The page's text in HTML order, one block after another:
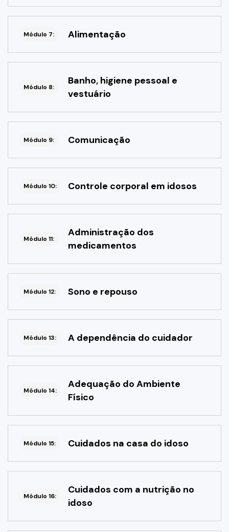
Módulo 7: Alimentação
Módulo 8:
Banho, higiene pessoal e
vestuário
Módulo 9: Comunicação
Módulo 10: Controle corporal em idosos
Módulo 11:
Administração dos
medicamentos
Módulo 12: Sono e repouso
Módulo 13: A dependência do cuidador
Módulo 14:
Adequação do Ambiente
Físico
Módulo 15: Cuidados na casa do idoso
Módulo 16:
Cuidados com a nutrição no
idoso